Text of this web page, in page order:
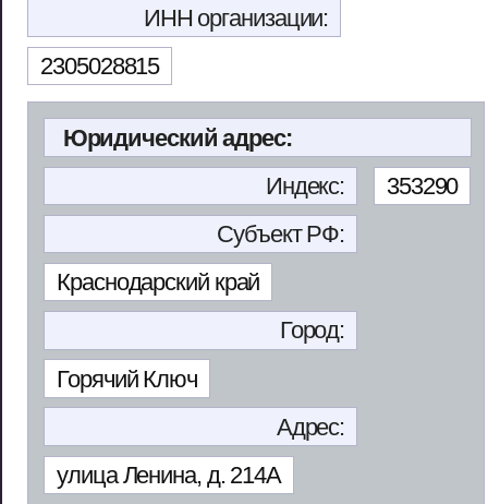
ИНН организации:
2305028815
Юридический адрес:
Индекс:
353290
Субъект РФ:
Краснодарский край
Город:
Горячий Ключ
Адрес:
улица Ленина, д. 214А